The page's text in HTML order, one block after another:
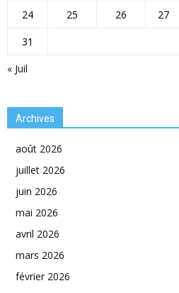
« Juil
24
25 26 27
31
Archives
août 2026
juillet 2026
juin 2026
mai 2026
avril 2026
mars 2026
février 2026